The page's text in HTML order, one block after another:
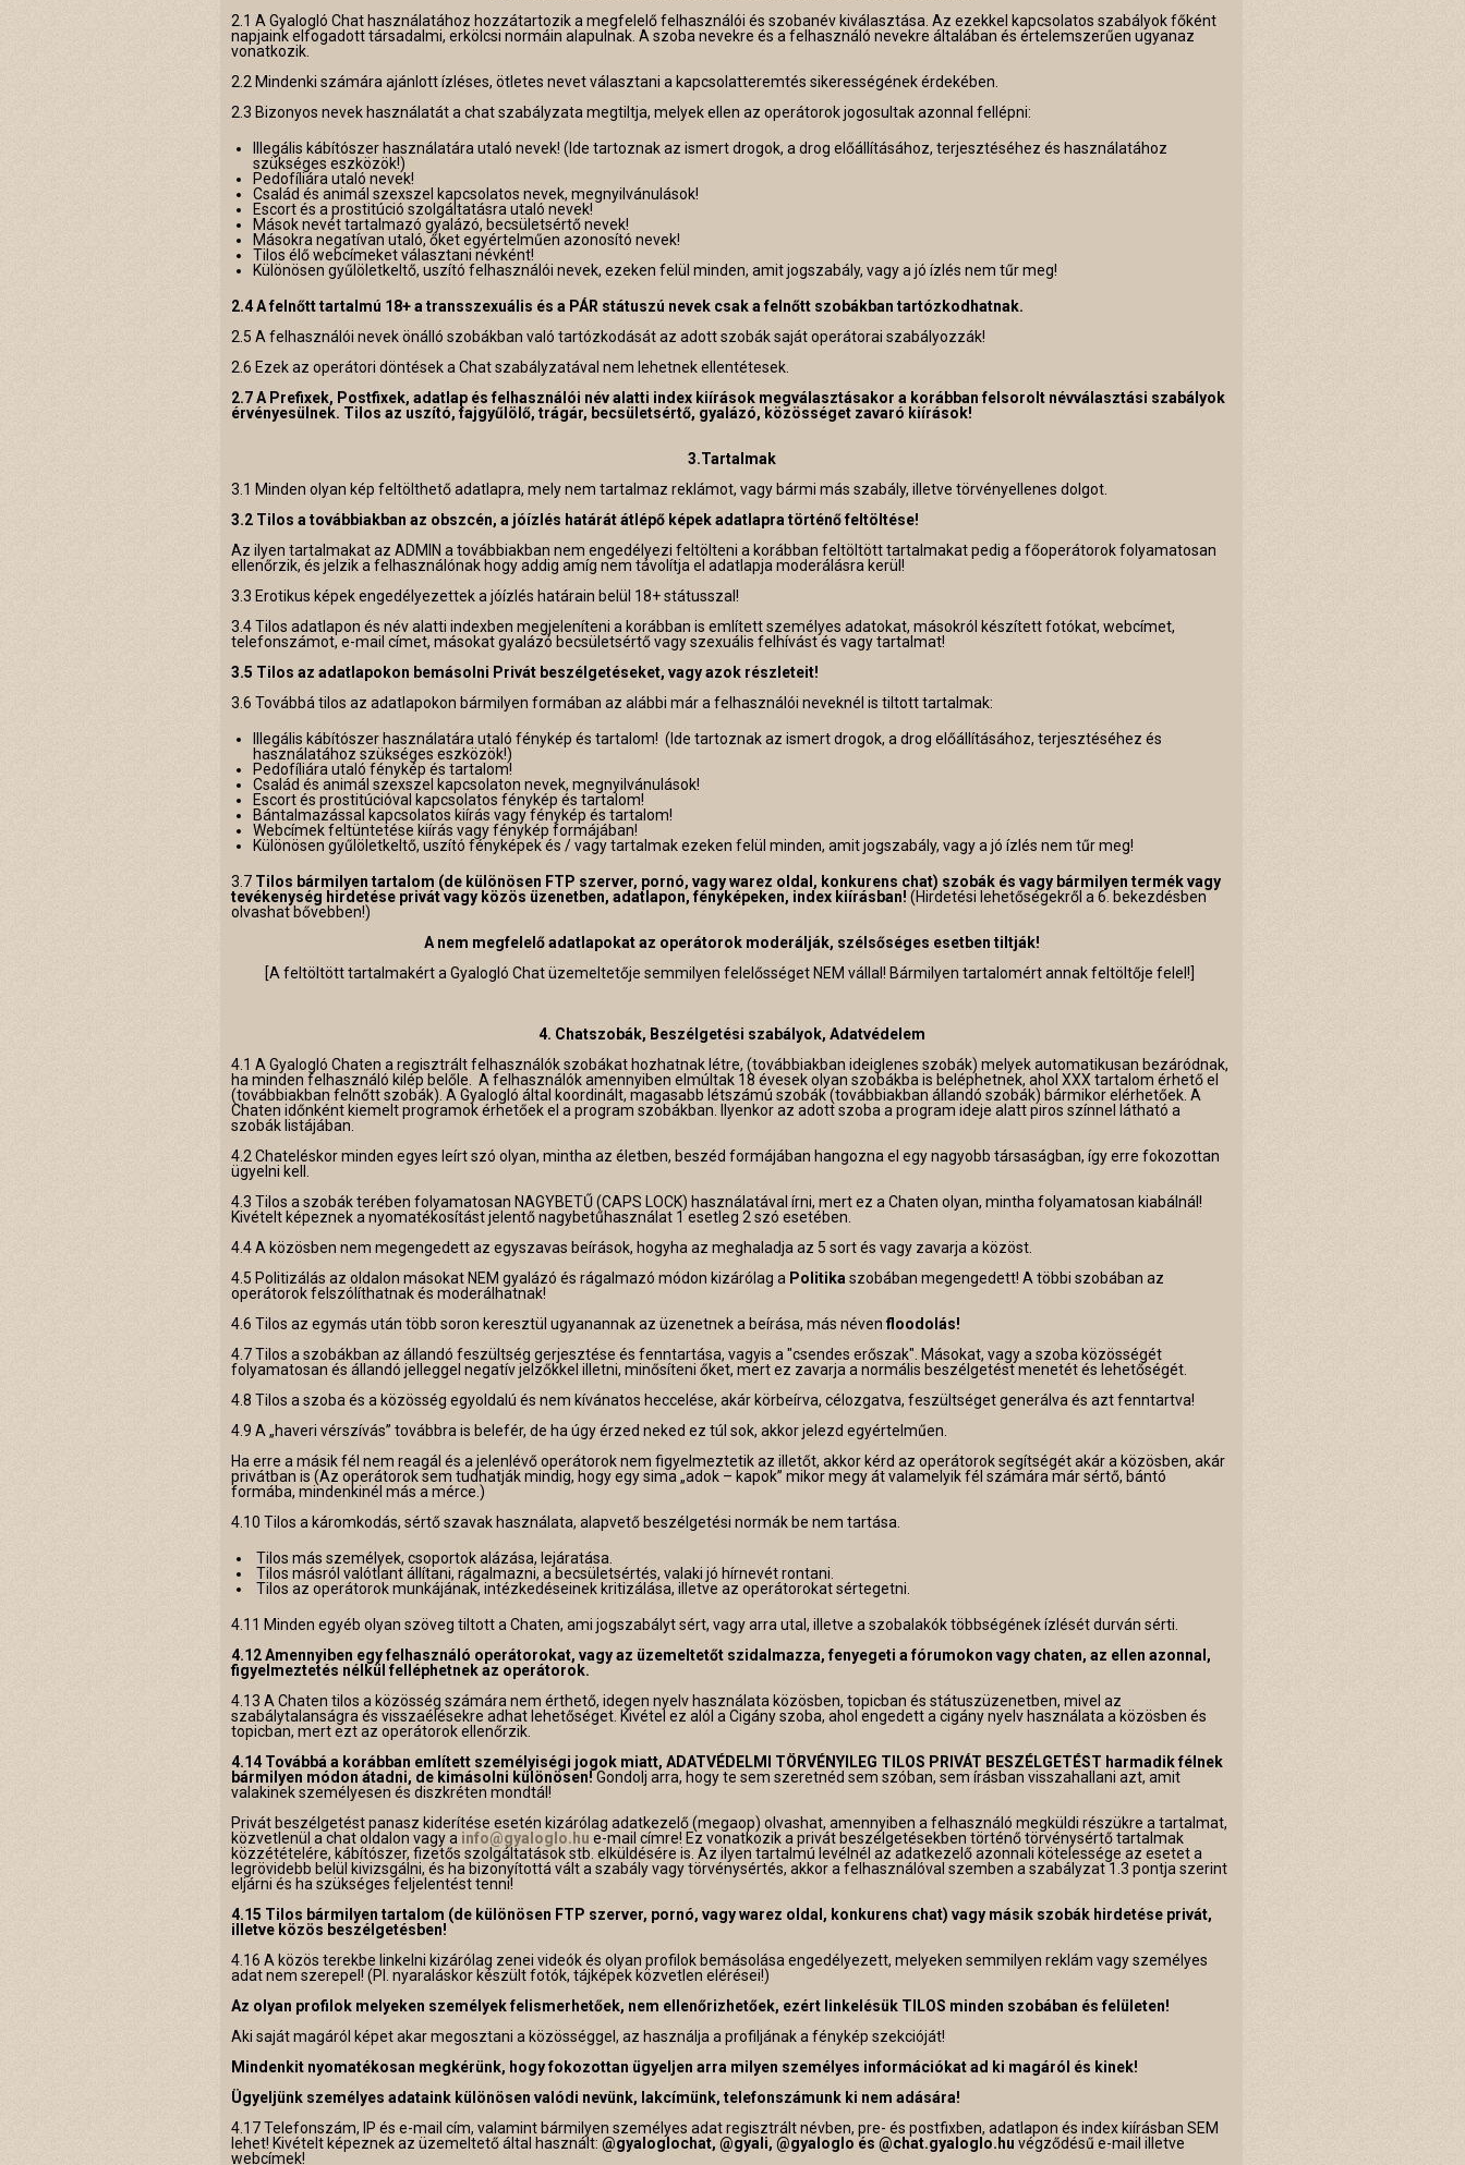
2.1 A Gyalogló Chat használatához hozzátartozik a megfelelő felhasználói és szobanév kiválasztása. Az ezekkel kapcsolatos szabályok főként
napjaink elfogadott társadalmi, erkölcsi normáin alapulnak. A szoba nevekre és a felhasználó nevekre általában és értelemszerűen ugyanaz
vonatkozik.
2.2 Mindenki számára ajánlott ízléses, ötletes nevet választani a kapcsolatteremtés sikerességének érdekében.
2.3 Bizonyos nevek használatát a chat szabályzata megtiltja, melyek ellen az operátorok jogosultak azonnal fellépni:
Illegális kábítószer használatára utaló nevek! (Ide tartoznak az ismert drogok, a drog előállításához, terjesztéséhez és használatához
szükséges eszközök!)
Pedofíliára utaló nevek!
Család és animál szexszel kapcsolatos nevek, megnyilvánulások!
Escort és a prostitúció szolgáltatásra utaló nevek!
Mások nevét tartalmazó gyalázó, becsületsértő nevek!
Másokra negatívan utaló, őket egyértelműen azonosító nevek!
Tilos élő webcímeket választani névként!
Különösen gyűlöletkeltő, uszító felhasználói nevek, ezeken felül minden, amit jogszabály, vagy a jó ízlés nem tűr meg!
2.4 A felnőtt tartalmú 18+ a transszexuális és a PÁR státuszú nevek csak a felnőtt szobákban tartózkodhatnak.
2.5 A felhasználói nevek önálló szobákban való tartózkodását az adott szobák saját operátorai szabályozzák!
2.6 Ezek az operátori döntések a Chat szabályzatával nem lehetnek ellentétesek.
2.7 A Prefixek, Postfixek, adatlap és felhasználói név alatti index kiírások megválasztásakor a korábban felsorolt névválasztási szabályok
érvényesülnek. Tilos az uszító, fajgyűlölő, trágár, becsületsértő, gyalázó, közösséget zavaró kiírások!
3.Tartalmak
3.1 Minden olyan kép feltölthető adatlapra, mely nem tartalmaz reklámot, vagy bármi más szabály, illetve törvényellenes dolgot.
3.2 Tilos a továbbiakban az obszcén, a jóízlés határát átlépő képek adatlapra történő feltöltése!
Az ilyen tartalmakat az ADMIN a továbbiakban nem engedélyezi feltölteni a korábban feltöltött tartalmakat pedig a főoperátorok folyamatosan
ellenőrzik, és jelzik a felhasználónak hogy addig amíg nem távolítja el adatlapja moderálásra kerül!
3.3 Erotikus képek engedélyezettek a jóízlés határain belül 18+ státusszal!
3.4 Tilos adatlapon és név alatti indexben megjeleníteni a korábban is említett személyes adatokat, másokról készített fotókat, webcímet,
telefonszámot, e-mail címet, másokat gyalázó becsületsértő vagy szexuális felhívást és vagy tartalmat!
3.5 Tilos az adatlapokon bemásolni Privát beszélgetéseket, vagy azok részleteit!
3.6 Továbbá tilos az adatlapokon bármilyen formában az alábbi már a felhasználói neveknél is tiltott tartalmak:
Illegális kábítószer használatára utaló fénykép és tartalom! (Ide tartoznak az ismert drogok, a drog előállításához, terjesztéséhez és
használatához szükséges eszközök!)
Pedofíliára utaló fénykép és tartalom!
Család és animál szexszel kapcsolaton nevek, megnyilvánulások!
Escort és prostitúcióval kapcsolatos fénykép és tartalom!
Bántalmazással kapcsolatos kiírás vagy fénykép és tartalom!
Webcímek feltüntetése kiírás vagy fénykép formájában!
Különösen gyűlöletkeltő, uszító fényképek és / vagy tartalmak ezeken felül minden, amit jogszabály, vagy a jó ízlés nem tűr meg!
3.7 Tilos bármilyen tartalom (de különösen FTP szerver, pornó, vagy warez oldal, konkurens chat) szobák és vagy bármilyen termék vagy
tevékenység hirdetése privát vagy közös üzenetben, adatlapon, fényképeken, index kiírásban! (Hirdetési lehetőségekről a 6. bekezdésben
olvashat bővebben!)
A nem megfelelő adatlapokat az operátorok moderálják, szélsőséges esetben tiltják!
[A feltöltött tartalmakért a Gyalogló Chat üzemeltetője semmilyen felelősséget NEM vállal! Bármilyen tartalomért annak feltöltője felel!]
4. Chatszobák, Beszélgetési szabályok, Adatvédelem
4.1 A Gyalogló Chaten a regisztrált felhasználók szobákat hozhatnak létre, (továbbiakban ideiglenes szobák) melyek automatikusan bezáródnak,
ha minden felhasználó kilép belőle. A felhasználók amennyiben elmúltak 18 évesek olyan szobákba is beléphetnek, ahol XXX tartalom érhető el
(továbbiakban felnőtt szobák). A Gyalogló által koordinált, magasabb létszámú szobák (továbbiakban állandó szobák) bármikor elérhetőek. A
Chaten időnként kiemelt programok érhetőek el a program szobákban. Ilyenkor az adott szoba a program ideje alatt piros színnel látható a
szobák listájában.
4.2 Chateléskor minden egyes leírt szó olyan, mintha az életben, beszéd formájában hangozna el egy nagyobb társaságban, így erre fokozottan
ügyelni kell.
4.3 Tilos a szobák terében folyamatosan NAGYBETŰ (CAPS LOCK) használatával írni, mert ez a Chaten olyan, mintha folyamatosan kiabálnál!
Kivételt képeznek a nyomatékosítást jelentő nagybetűhasználat 1 esetleg 2 szó esetében.
4.4 A közösben nem megengedett az egyszavas beírások, hogyha az meghaladja az 5 sort és vagy zavarja a közöst.
4.5 Politizálás az oldalon másokat NEM gyalázó és rágalmazó módon kizárólag a Politika szobában megengedett! A többi szobában az
operátorok felszólíthatnak és moderálhatnak!
4.6 Tilos az egymás után több soron keresztül ugyanannak az üzenetnek a beírása, más névenfloodolás!
4.7 Tilos a szobákban az állandó feszültség gerjesztése és fenntartása, vagyis a "csendes erőszak". Másokat, vagy a szoba közösségét
folyamatosan és állandó jelleggel negatív jelzőkkel illetni, minősíteni őket, mert ez zavarja a normális beszélgetést menetét és lehetőségét.
4.8 Tilos a szoba és a közösség egyoldalú és nem kívánatos heccelése, akár körbeírva, célozgatva, feszültséget generálva és azt fenntartva!
4.9 A „haveri vérszívás” továbbra is belefér, de ha úgy érzed neked ez túl sok, akkor jelezd egyértelműen.
Ha erre a másik fél nem reagál és a jelenlévő operátorok nem figyelmeztetik az illetőt, akkor kérd az operátorok segítségét akár a közösben, akár
privátban is (Az operátorok sem tudhatják mindig, hogy egy sima „adok – kapok” mikor megy át valamelyik fél számára már sértő, bántó
formába, mindenkinél más a mérce.)
4.10 Tilos a káromkodás, sértő szavak használata, alapvető beszélgetési normák be nem tartása.
Tilos más személyek, csoportok alázása, lejáratása.
Tilos másról valótlant állítani, rágalmazni, a becsületsértés, valaki jó hírnevét rontani.
Tilos az operátorok munkájának, intézkedéseinek kritizálása, illetve az operátorokat sértegetni.
4.11 Minden egyéb olyan szöveg tiltott a Chaten, ami jogszabályt sért, vagy arra utal, illetve a szobalakók többségének ízlését durván sérti.
4.12 Amennyiben egy felhasználó operátorokat, vagy az üzemeltetőt szidalmazza, fenyegeti a fórumokon vagy chaten, az ellen azonnal,
figyelmeztetés nélkül felléphetnek az operátorok.
4.13 A Chaten tilos a közösség számára nem érthető, idegen nyelv használata közösben, topicban és státuszüzenetben, mivel az
szabálytalanságra és visszaélésekre adhat lehetőséget. Kivétel ez alól a Cigány szoba, ahol engedett a cigány nyelv használata a közösben és
topicban, mert ezt az operátorok ellenőrzik.
4.14 Továbbá a korábban említett személyiségi jogok miatt, ADATVÉDELMI TÖRVÉNYILEG TILOS PRIVÁT BESZÉLGETÉST harmadik félnek
bármilyen módon átadni, de kimásolni különösen! Gondolj arra, hogy te sem szeretnéd sem szóban, sem írásban visszahallani azt, amit
valakinek személyesen és diszkréten mondtál!
Privát beszélgetést panasz kiderítése esetén kizárólag adatkezelő (megaop) olvashat, amennyiben a felhasználó megküldi részükre a tartalmat,
közvetlenül a chat oldalon vagy a info@gyaloglo.hu e-mail címre! Ez vonatkozik a privát beszélgetésekben történő törvénysértő tartalmak
közzétételére, kábítószer, fizetős szolgáltatások stb. elküldésére is. Az ilyen tartalmú levélnél az adatkezelő azonnali kötelessége az esetet a
legrövidebb belül kivizsgálni, és ha bizonyítottá vált a szabály vagy törvénysértés, akkor a felhasználóval szemben a szabályzat 1.3 pontja szerint
eljárni és ha szükséges feljelentést tenni!
4.15 Tilos bármilyen tartalom (de különösen FTP szerver, pornó, vagy warez oldal, konkurens chat) vagy másik szobák hirdetése privát,
illetve közös beszélgetésben!
4.16 A közös terekbe linkelni kizárólag zenei videók és olyan profilok bemásolása engedélyezett, melyeken semmilyen reklám vagy személyes
adat nem szerepel! (Pl. nyaraláskor készült fotók, tájképek közvetlen elérései!)
Az olyan profilok melyeken személyek felismerhetőek, nem ellenőrizhetőek, ezért linkelésük TILOS minden szobában és felületen!
Aki saját magáról képet akar megosztani a közösséggel, az használja a profiljának a fénykép szekcióját!
Mindenkit nyomatékosan megkérünk, hogy fokozottan ügyeljen arra milyen személyes információkat ad ki magáról és kinek!
Ügyeljünk személyes adataink különösen valódi nevünk, lakcímünk, telefonszámunk ki nem adására!
4.17 Telefonszám, IP és e-mail cím, valamint bármilyen személyes adat regisztrált névben, pre- és postfixben, adatlapon és index kiírásban SEM
lehet! Kivételt képeznek az üzemeltető által használt: @gyaloglochat, @gyali, @gyaloglo és @chat.gyaloglo.hu végződésű e-mail illetve
webcímek!